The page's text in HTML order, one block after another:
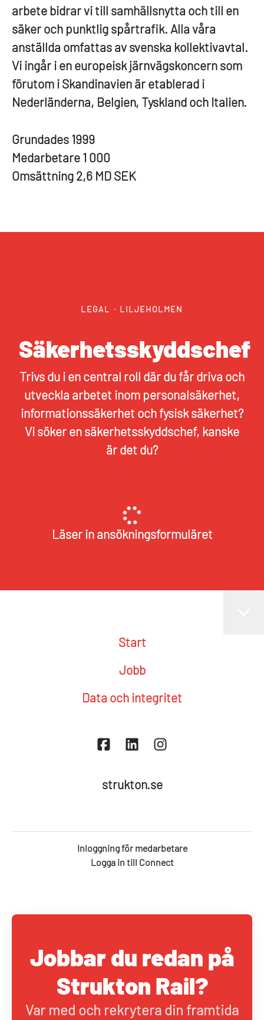
arbete bidrar vi till samhällsnytta och till en
säker och punktlig spårtrafik. Alla våra
anställda omfattas av svenska kollektivavtal.
Vi ingår i en europeisk järnvägskoncern som
förutom i Skandinavien är etablerad i
Nederländerna, Belgien, Tyskland och Italien.
Grundades 1999
Medarbetare 1 000
Omsättning 2,6 MD SEK
LEGAL · LILJEHOLMEN
Säkerhetsskyddschef
Trivs du i en central roll där du får driva och
utveckla arbetet inom personalsäkerhet,
informationssäkerhet och fysisk säkerhet?
Vi söker en säkerhetsskyddschef, kanske
är det du?
Läser in ansökningsformuläret
Start
Jobb
Data och integritet
strukton.se
Inloggning för medarbetare
Logga in till Connect
Jobbar du redan på
Strukton Rail?
Var med och rekrytera din framtida